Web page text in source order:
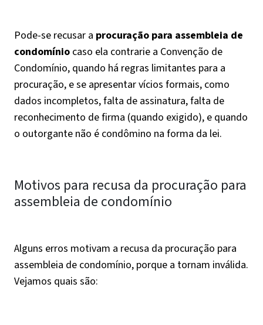
Pode-se recusar a procuração para assembleia de
condomínio caso ela contrarie a Convenção de
Condomínio, quando há regras limitantes para a
procuração, e se apresentar vícios formais, como
dados incompletos, falta de assinatura, falta de
reconhecimento de firma (quando exigido), e quando
o outorgante não é condômino na forma da lei.
Motivos para recusa da procuração para
assembleia de condomínio
Alguns erros motivam a recusa da procuração para
assembleia de condomínio, porque a tornam inválida.
Vejamos quais são: